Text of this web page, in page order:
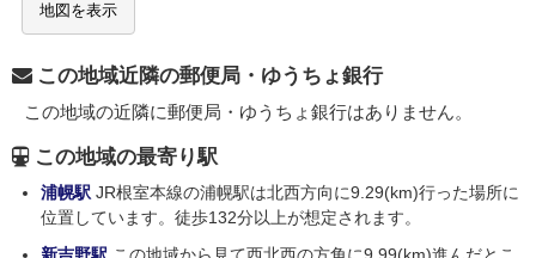
地図を表示
この地域近隣の郵便局・ゆうちょ銀行
この地域の近隣に郵便局・ゆうちょ銀行はありません。
この地域の最寄り駅
浦幌駅 JR根室本線の浦幌駅は北西方向に9.29(km)行った場所に
位置しています。徒歩132分以上が想定されます。